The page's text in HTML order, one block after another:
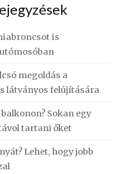
is
megoldás a
látványos felújítására
Sokan egy
tartani őket
Lehet, hogy jobb